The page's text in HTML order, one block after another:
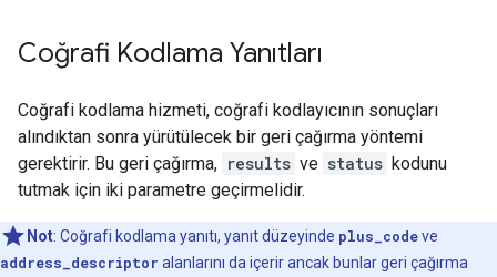
Coğrafi Kodlama Yanıtları
Coğrafi kodlama hizmeti, coğrafi kodlayıcının sonuçları
alındıktan sonra yürütülecek bir geri çağırma yöntemi
gerektirir. Bu geri çağırma, results ve status kodunu
tutmak için iki parametre geçirmelidir.
Not: Coğrafi kodlama yanıtı, yanıt düzeyinde plus_codeve
address_descriptor alanlarını da içerir ancak bunlar geri çağırma